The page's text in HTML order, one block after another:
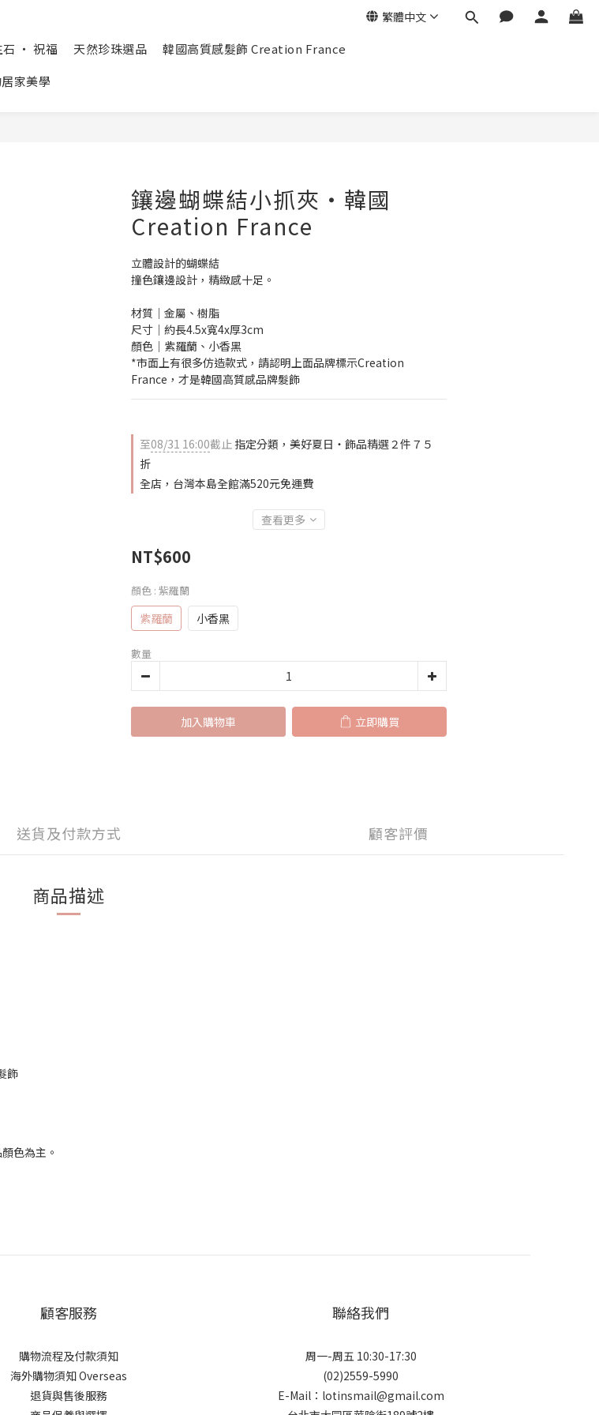
繁體中文
石 ‧ 祝福 天然珍珠選品
韓國高質感髮飾 Creation France
家美學
鑲邊蝴蝶結小抓夾‧韓國
Creation France
立體設計的蝴蝶結
撞色鑲邊設計，精緻感十足。
材質│金屬、樹脂
尺寸│約長4.5x寬4x厚3cm
顏色│紫羅蘭、小香黑
*市面上有很多仿造款式，請認明上面品牌標示Creation
France，才是韓國高質感品牌髮飾
至08/31 16:00截止 指定分類，美好夏日‧飾品精選２件７５
折
全店，台灣本島全館滿520元免運費
查看更多
NT$600
顏色 : 紫羅蘭
紫羅蘭 小香黑
數量
加入購物車 立即購買
送貨及付款方式 顧客評價
商品描述
飾
色為主。
顧客服務
購物流程及付款須知
海外購物須知 Overseas
退貨與售後服務
聯絡我們
周一-周五 10:30-17:30
(02)2559-5990
E-Mail：lotinsmail@gmail.com